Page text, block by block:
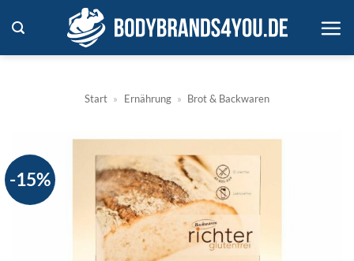
Inhalt
springen
Start » Ernährung » Brot & Backwaren
-15%